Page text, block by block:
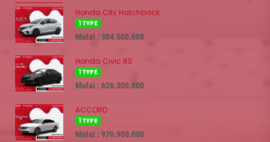
Honda City Hatchback
1 TYPE
Mulai : 384.500.000
Honda Civic RS
1 TYPE
Mulai : 626.300.000
ACCORD
1 TYPE
Mulai : 970.900.000